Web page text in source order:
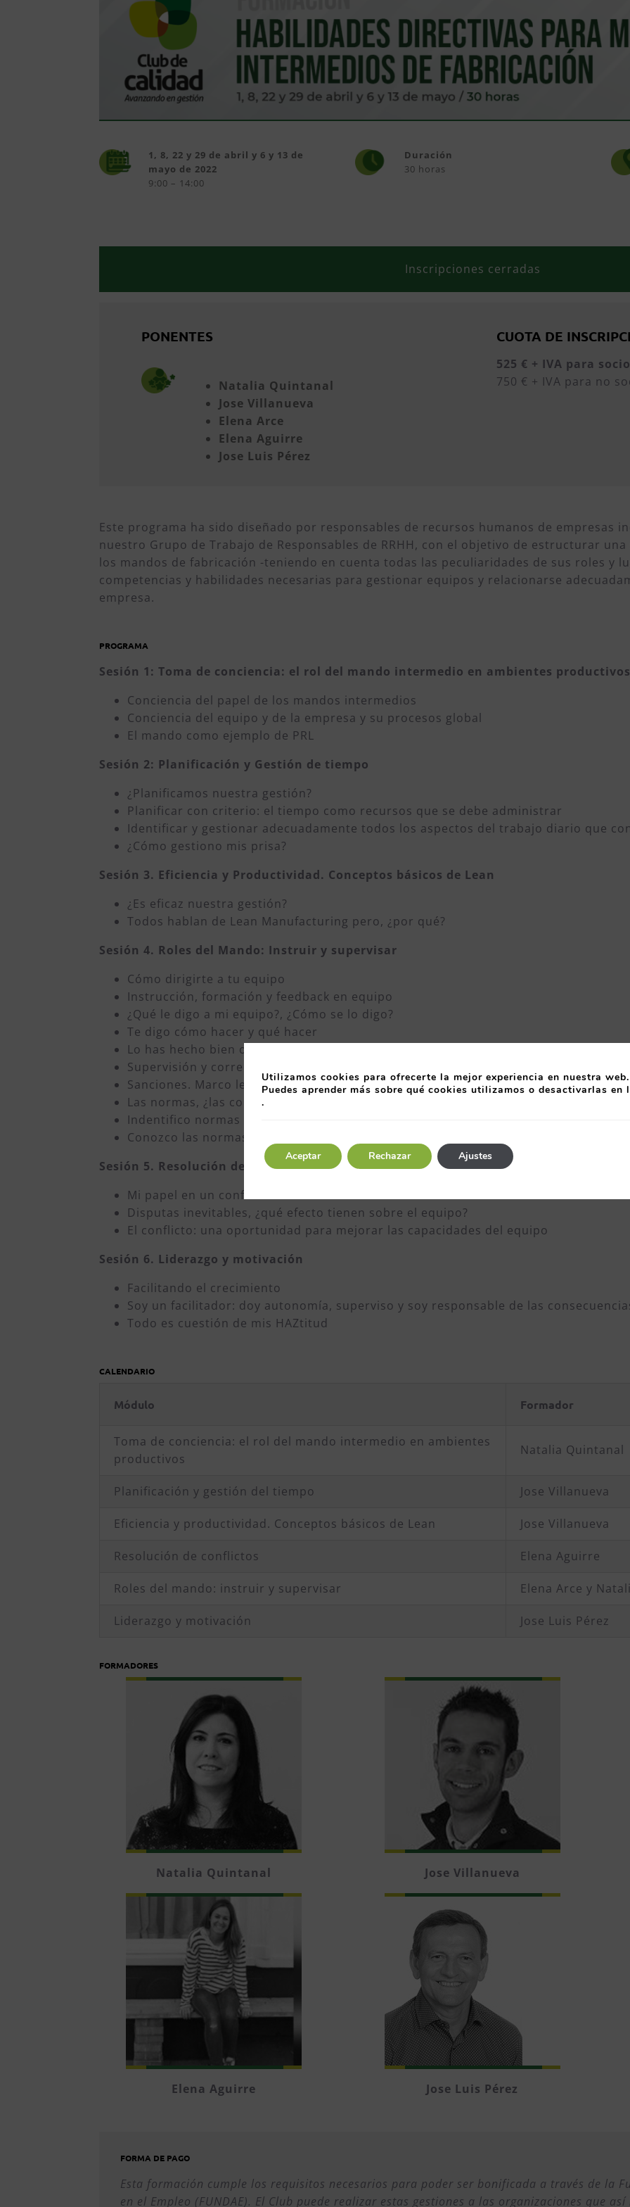
1, 8, 22 y 29 de abril y 6 y 13 de
mayo de 2022
9:00 – 14:00
Duración
30 horas
Inscripciones cerradas
PONENTES
Natalia Quintanal
Jose Villanueva
Elena Arce
Elena Aguirre
Jose Luis Pérez
CUOTA DE
525 € + IVA para
750 € + IVA para no
Este programa ha sido diseñado por responsables de recursos humanos de empresas
nuestro Grupo de Trabajo de Responsables de RRHH, con el objetivo de estructurar
los mandos de fabricación -teniendo en cuenta todas las peculiaridades de sus roles y
competencias y habilidades necesarias para gestionar equipos y relacionarse
empresa.
PROGRAMA
Sesión 1: Toma de conciencia: el rol del mando intermedio en ambientes productivos
Conciencia del papel de los mandos intermedios
Conciencia del equipo y de la empresa y su procesos global
El mando como ejemplo de PRL
Sesión 2: Planificación y Gestión de tiempo
¿Planificamos nuestra gestión?
Planificar con criterio: el tiempo como recursos que se debe administrar
Identificar y gestionar adecuadamente todos los aspectos del trabajo diario que
¿Cómo gestiono mis prisa?
Sesión 3. Eficiencia y Productividad. Conceptos básicos de Lean
¿Es eficaz nuestra gestión?
Todos hablan de Lean Manufacturing pero, ¿por qué?
Sesión 4. Roles del Mando: Instruir y supervisar
Cómo dirigirte a tu equipo
Instrucción, formación y feedback en equipo
¿Qué le digo a mi equipo?, ¿Cómo se lo digo?
Te digo cómo hacer y qué hacer
Lo has hecho bien o las hecho menos bien
Supervisión y corrección del equipo
Sanciones. Marco legal, técnico y político de la organización
Las normas, ¿las conocemos?, ¿las aplicamos?
Indentifico normas y sanciones: legales, técnicas y políticas de la organización
Conozco las normas, las cumplo y mi equipo también
Sesión 5. Resolución de Conflictos
Mi papel en un conflicto
Disputas inevitables, ¿qué efecto tienen sobre el equipo?
El conflicto: una oportunidad para mejorar las capacidades del equipo
Sesión 6. Liderazgo y motivación
Facilitando el crecimiento
Soy un facilitador: doy autonomía, superviso y soy responsable de las
Todo es cuestión de mis HAZtitud
CALENDARIO
Módulo Formador
Toma de conciencia: el rol del mando intermedio en ambientes
productivos
Natalia Quintanal
Planificación y gestión del tiempo Jose Villanueva
Eficiencia y productividad. Conceptos básicos de Lean Jose Villanueva
Resolución de conflictos Elena Aguirre
Roles del mando: instruir y supervisar Elena Arce y
Liderazgo y motivación Jose Luis Pérez
FORMADORES
Natalia Quintanal Jose Villanueva
Elena Aguirre Jose Luis Pérez
FORMA DE PAGO
Esta formación cumple los requisitos necesarios para poder ser bonificada a través de la
en el Empleo (FUNDAE). El Club puede realizar estas gestiones a las organizaciones que así
Utilizamos cookies para ofrecerte la mejor experiencia en nuestra web.
Puedes aprender más sobre qué cookies utilizamos o desactivarlas en
.
Aceptar Rechazar Ajustes